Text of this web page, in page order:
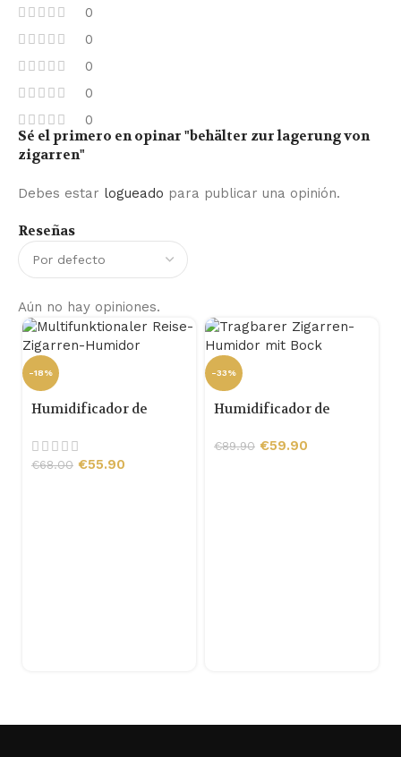
0
0
0
0
0
Reseñas
Aún no hay opiniones.
Sé el primero en opinar "behälter zur lagerung von
zigarren"
Debes estar logueado para publicar una opinión.
-18%
Humidificador de
multifunción
€68.00 €55.90
-33%
Humidificador de
soporte
€89.90 €59.90